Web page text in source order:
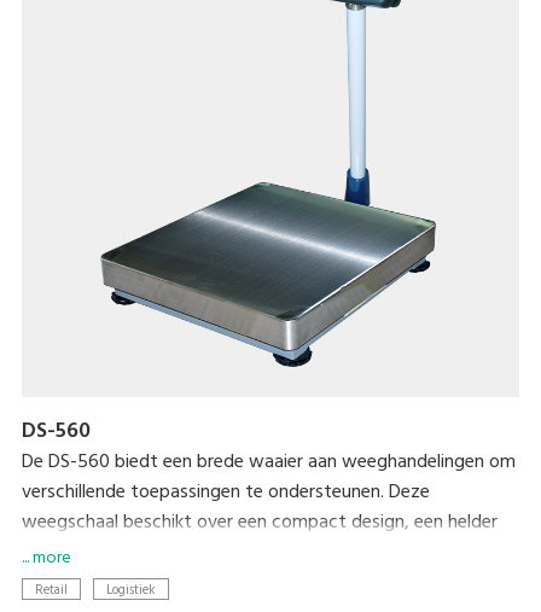
DS-560
De DS-560 biedt een brede waaier aan weeghandelingen om
verschillende toepassingen te ondersteunen. Deze
weegschaal beschikt over een compact design, een helder
LED-scherm en gebruiksvriendelijke eigenschappen zoals een
one-touch digitale tarra aftrekfunctie. Herlaadbare
... more
Retail Logistiek